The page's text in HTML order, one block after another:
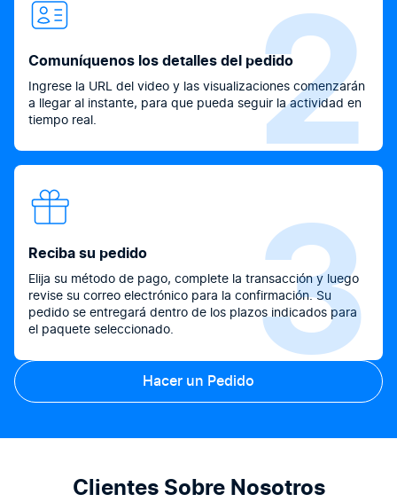
2
Comuníquenos los detalles del pedido
Ingrese la URL del video y las visualizaciones comenzarán
a llegar al instante, para que pueda seguir la actividad en
tiempo real.
3
Reciba su pedido
Elija su método de pago, complete la transacción y luego
revise su correo electrónico para la confirmación. Su
pedido se entregará dentro de los plazos indicados para
el paquete seleccionado.
Hacer un Pedido
Clientes Sobre Nosotros